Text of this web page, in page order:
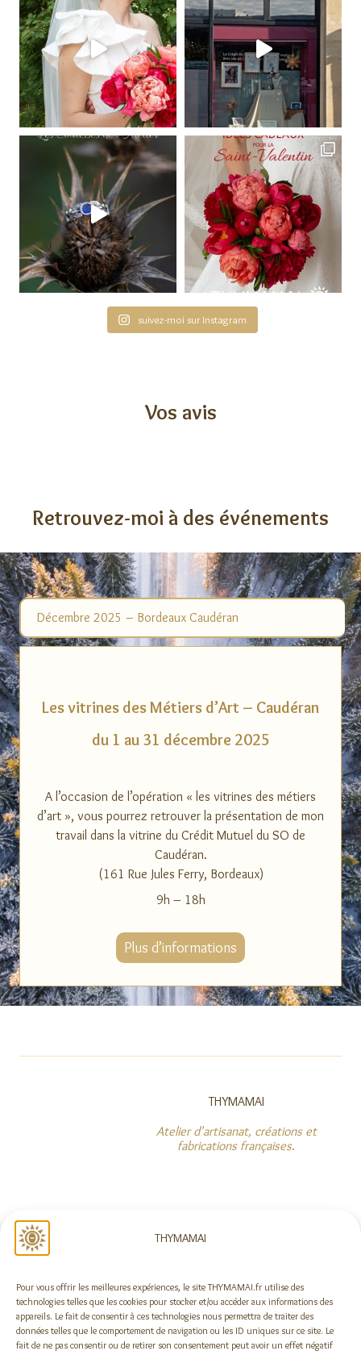
THYMAMAI
Pour vous offrir les meilleures expériences, le site THYMAMAI.fr utilise des
technologies telles que les cookies pour stocker et/ou accéder aux informations des
appareils. Le fait de consentir à ces technologies nous permettra de traiter des
données telles que le comportement de navigation ou les ID uniques sur ce site. Le
fait de ne pas consentir ou de retirer son consentement peut avoir un effet négatif
suivez-moi sur Instagram
Vos avis
Retrouvez-moi à des événements
Décembre 2025 – Bordeaux Caudéran
Les vitrines des Métiers d’Art – Caudéran
du 1 au 31 décembre 2025
A l’occasion de l’opération « les vitrines des métiers
d’art », vous pourrez retrouver la présentation de mon
travail dans la vitrine du Crédit Mutuel du SO de
Caudéran.
(161 Rue Jules Ferry, Bordeaux)
9h – 18h
Plus d’informations
THYMAMAI
Atelier d'artisanat, créations et
fabrications françaises.
Rejoindre la newsletter !